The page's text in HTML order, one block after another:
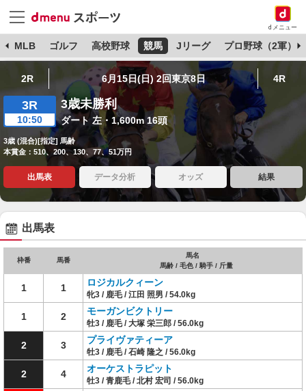
dメニュー
MLB ゴルフ 高校野球 競馬 Jリーグ プロ野球（2軍）
2R 6月15日(日) 2回東京8日 4R
3R
10:50
3歳未勝利
ダート 左・1,600m 16頭
3歳 (混合)[指定] 馬齢
本賞金：510、200、130、77、51万円
出馬表 データ分析 オッズ 結果
出馬表
枠番 馬番
馬名
馬齢 / 毛色 / 騎手 / 斤量
1 1 ロジカルクィーン
牝3 / 鹿毛 / 江田 照男 / 54.0kg
1 2 モーガンビクトリー
牡3 / 鹿毛 / 大塚 栄三郎 / 56.0kg
2 3 プライヴァティーア
牡3 / 鹿毛 / 石崎 隆之 / 56.0kg
2 4 オーケストラピット
牡3 / 青鹿毛 / 北村 宏司 / 56.0kg